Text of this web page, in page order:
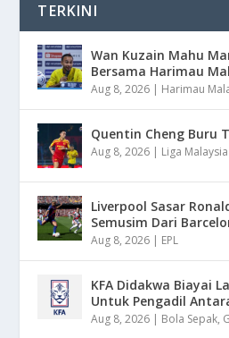
TERKINI
Wan Kuzain Mahu
Bersama Harimau
Aug 8, 2026 Harimau
Quentin Cheng Buru
Aug 8, 2026 Liga Malaysia
Liverpool Sasar
Semusim Dari
Aug 8, 2026 EPL
KFA Didakwa Biayai
Untuk Pengadil
Aug 8, 2026 Bola Sepak,